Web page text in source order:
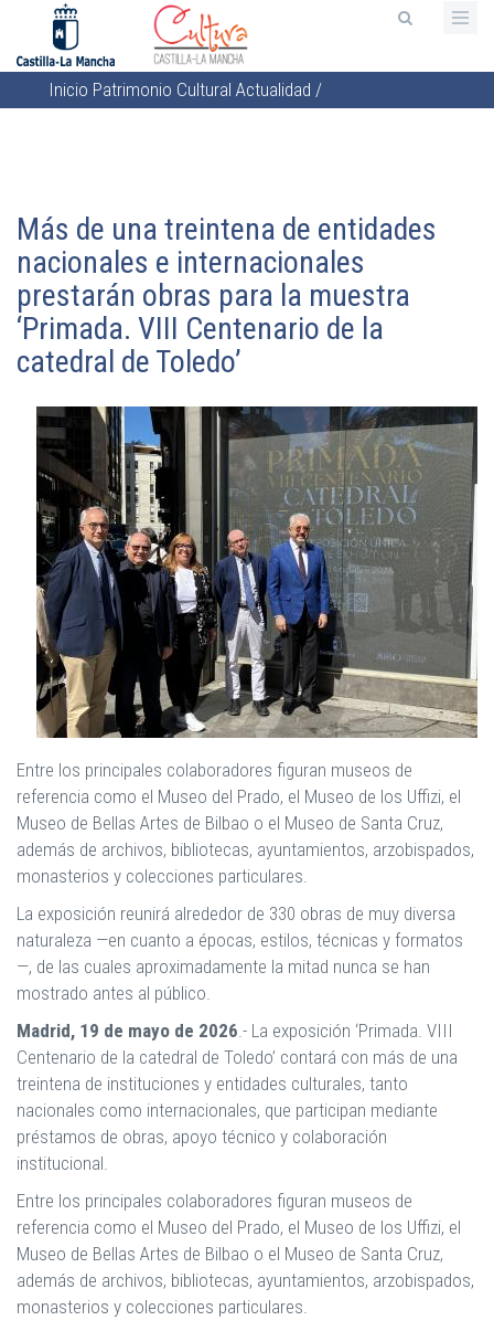
contenido
principal
Sobrescribir
a
la
navegación
Inicio Patrimonio Cultural Actualidad /
Más de una treintena de entidades
nacionales e internacionales
prestarán obras para la muestra
‘Primada. VIII Centenario de la
catedral de Toledo’
Entre los principales colaboradores figuran museos de
referencia como el Museo del Prado, el Museo de los Uffizi, el
Museo de Bellas Artes de Bilbao o el Museo de Santa Cruz,
además de archivos, bibliotecas, ayuntamientos, arzobispados,
monasterios y colecciones particulares.
La exposición reunirá alrededor de 330 obras de muy diversa
naturaleza —en cuanto a épocas, estilos, técnicas y formatos
—, de las cuales aproximadamente la mitad nunca se han
mostrado antes al público.
Madrid, 19 de mayo de 2026 .- La exposición ‘Primada. VIII
Centenario de la catedral de Toledo’ contará con más de una
treintena de instituciones y entidades culturales, tanto
nacionales como internacionales, que participan mediante
préstamos de obras, apoyo técnico y colaboración
institucional.
Entre los principales colaboradores figuran museos de
referencia como el Museo del Prado, el Museo de los Uffizi, el
Museo de Bellas Artes de Bilbao o el Museo de Santa Cruz,
además de archivos, bibliotecas, ayuntamientos, arzobispados,
monasterios y colecciones particulares.